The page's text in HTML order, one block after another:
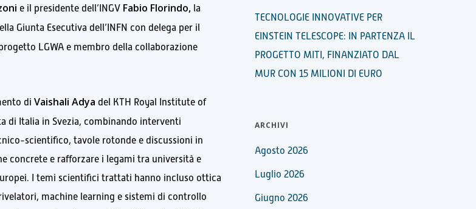
e il presidente dell’INGV Fabio Florindo, la
Giunta Esecutiva dell’INFN con delega per il
LGWA e membro della collaborazione
di Vaishali Adya del KTH Royal Institute of
di Italia in Svezia, combinando interventi
scientifico, tavole rotonde e discussioni in
concrete e rafforzare i legami tra università e
I temi scientifici trattati hanno incluso ottica
machine learning e sistemi di controllo
TECNOLOGIE INNOVATIVE PER
EINSTEIN TELESCOPE: IN PARTENZA IL
PROGETTO MITI, FINANZIATO DAL
MUR CON 15 MILIONI DI EURO
ARCHIVI
Agosto 2026
Luglio 2026
Giugno 2026